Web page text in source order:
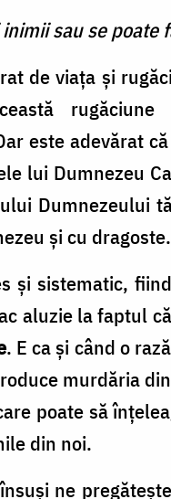
sau se poate
de viaţa şi
este adevărat că
lui Dumnezeu
Dumnezeului
şi cu dragoste.
şi sistematic,
aluzie la faptul
. E ca şi când o
murdăria
poate să
din noi.
ne